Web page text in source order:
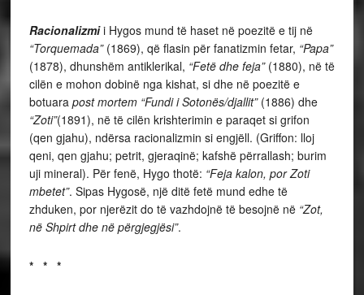
Racionalizmii Hygos mund të haset në poezitë e tij në
“Torquemada” (1869), që flasin për fanatizmin fetar, “Papa”
(1878), dhunshëm antiklerikal, “Fetë dhe feja” (1880), në të
cilën e mohon dobinë nga kishat, si dhe në poezitë e
botuara post mortem “Fundi i Sotonës/djallit” (1886) dhe
“Zoti”(1891), në të cilën krishterimin e paraqet si grifon
(qen gjahu), ndërsa racionalizmin si engjëll. (Griffon: lloj
qeni, qen gjahu; petrit, gjeraqinë; kafshë përrallash; burim
uji mineral). Për fenë, Hygo thotë: “Feja kalon, por Zoti
mbetet”. Sipas Hygosë, një ditë fetë mund edhe të
zhduken, por njerëzit do të vazhdojnë të besojnë në “Zot,
në Shpirt dhe në përgjegjësi”.
* * *